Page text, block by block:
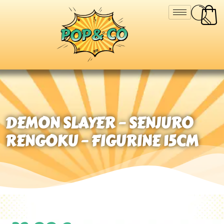
DEMON SLAYER – SENJURO
RENGOKU – FIGURINE 15CM